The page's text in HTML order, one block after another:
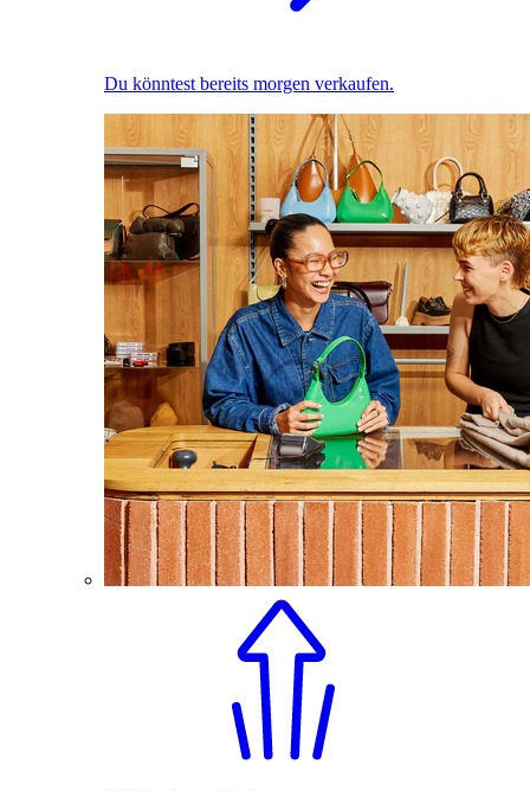
Du könntest bereits morgen verkaufen.